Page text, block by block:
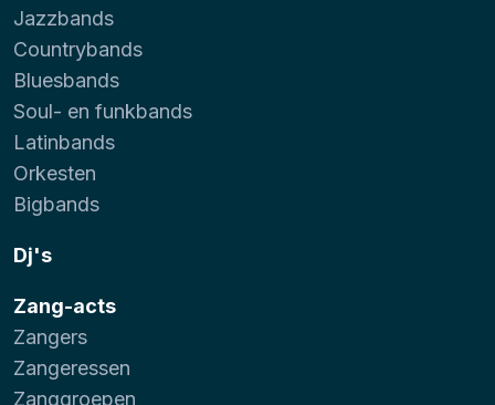
Jazzbands
Countrybands
Bluesbands
Soul- en funkbands
Latinbands
Orkesten
Bigbands
Dj's
Zang-acts
Zangers
Zangeressen
Zanggroepen